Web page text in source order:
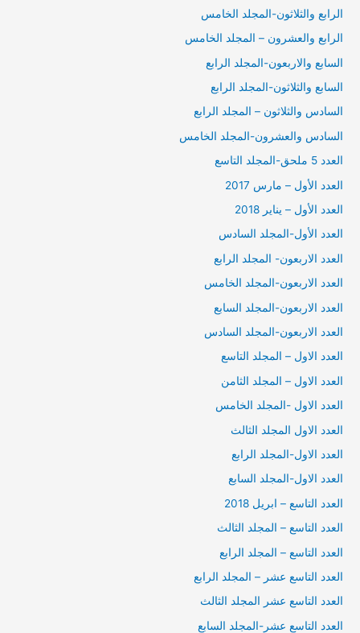
الرابع والثلاثون-المجلد الخامس
الرابع والعشرون – المجلد الخامس
السابع والاربعون-المجلد الرابع
السابع والثلاثون-المجلد الرابع
السادس والثلاثون – المجلد الرابع
السادس والعشرون-المجلد الخامس
العدد 5 ملحق-المجلد التاسع
العدد الأول – مارس 2017
العدد الأول – يناير 2018
العدد الأول-المجلد السادس
العدد الاربعون- المجلد الرابع
العدد الاربعون-المجلد الخامس
العدد الاربعون-المجلد السابع
العدد الاربعون-المجلد السادس
العدد الاول – المجلد التاسع
العدد الاول – المجلد الثامن
العدد الاول -المجلد الخامس
العدد الاول المجلد الثالث
العدد الاول-المجلد الرابع
العدد الاول-المجلد السابع
العدد التاسع – ابريل 2018
العدد التاسع – المجلد الثالث
العدد التاسع – المجلد الرابع
العدد التاسع عشر – المجلد الرابع
العدد التاسع عشر المجلد الثالث
العدد التاسع عشر-المجلد السابع